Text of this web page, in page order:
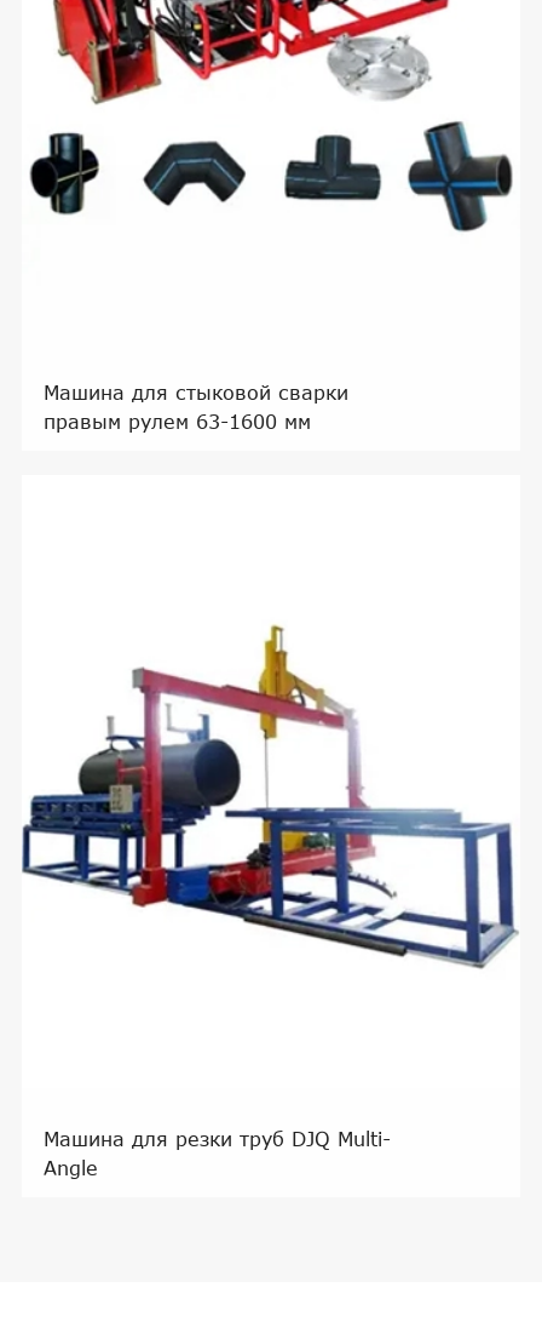
Машина для стыковой сварки
правым рулем 63-1600 мм
Машина для резки труб DJQ Multi-
Angle